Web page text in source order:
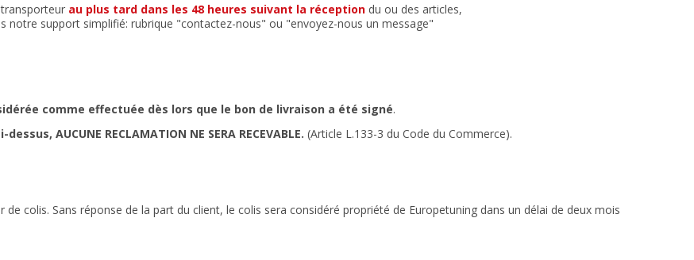
au plus tard dans les 48 heures suivant la réception du ou des articles,
notre support simplifié: rubrique "contactez-nous" ou "envoyez-nous un message"
comme effectuée dès lors que le bon de livraison a été signé.
dessus, AUCUNE RECLAMATION NE SERA RECEVABLE. (Article L.133-3 du Code du Commerce).
colis. Sans réponse de la part du client, le colis sera considéré propriété de Europetuning dans un délai de deux mois